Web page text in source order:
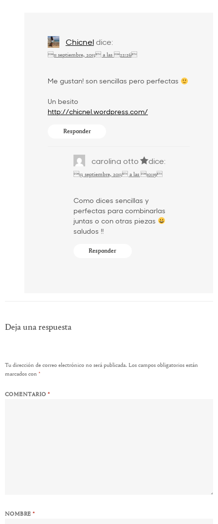
Chicnel dice:
11 septiembre, 2013 a las 22:26
Me gustan! son sencillas pero perfectas
Un besito
http://chicnel.wordpress.com/
Responder
carolina otto dice:
13 septiembre, 2013 a las 10:19
Como dices sencillas y
perfectas para combinarlas
juntas o con otras piezas
saludos !!
Responder
Deja una respuesta
Tu dirección de correo electrónico no será publicada. Los campos obligatorios están
marcados con *
COMENTARIO*
NOMBRE*